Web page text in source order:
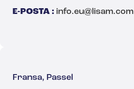
E-POSTA : info.eu@lisam.com
Fransa, Passel